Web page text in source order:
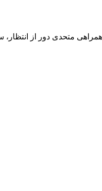
متحدی دور از انتظار،